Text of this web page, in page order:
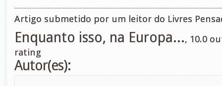
Artigo submetido por um leitor do Livres
Enquanto isso, na Europa..., 10.0
rating
Autor(es):